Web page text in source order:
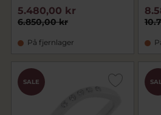
6.850,00 kr
5.480,00 kr
På fjernlager
SALE